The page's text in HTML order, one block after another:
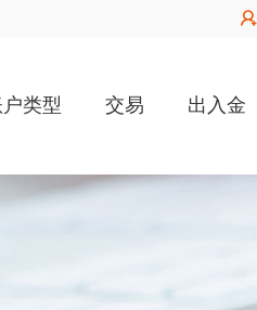

类型 交易 出入金